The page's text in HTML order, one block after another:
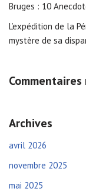
Bruges : 10
L’expédition de la
mystère de sa
Archives
avril 2026
novembre 2025
mai 2025